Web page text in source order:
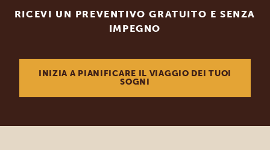
RICEVI UN PREVENTIVO GRATUITO E SENZA
IMPEGNO
INIZIA A PIANIFICARE IL VIAGGIO DEI TUOI
SOGNI